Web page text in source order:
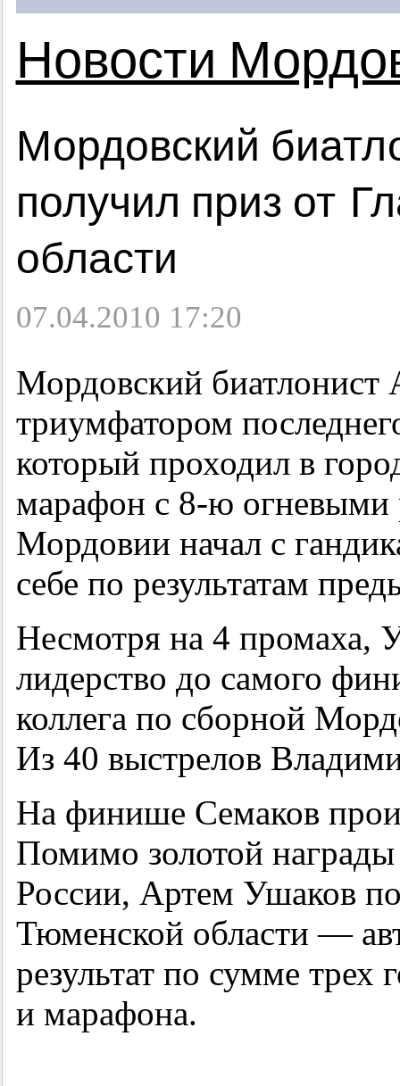
Новости
Мордовский
получил приз от
области
07.04.2010 17:20
Мордовский биатлонист
триумфатором
который проходил в
марафон с 8-ю огневыми
Мордовии начал с
себе по результатам
Несмотря на 4 промаха,
лидерство до самого
коллега по сборной
Из 40 выстрелов
На финише Семаков
Помимо золотой
России, Артем Ушаков
Тюменской области —
результат по сумме трех
и марафона.